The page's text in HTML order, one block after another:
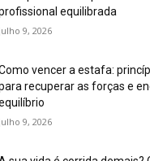
equilibrada
julho 9, 2026
vencer a estafa:
recuperar as forças e
julho 9, 2026